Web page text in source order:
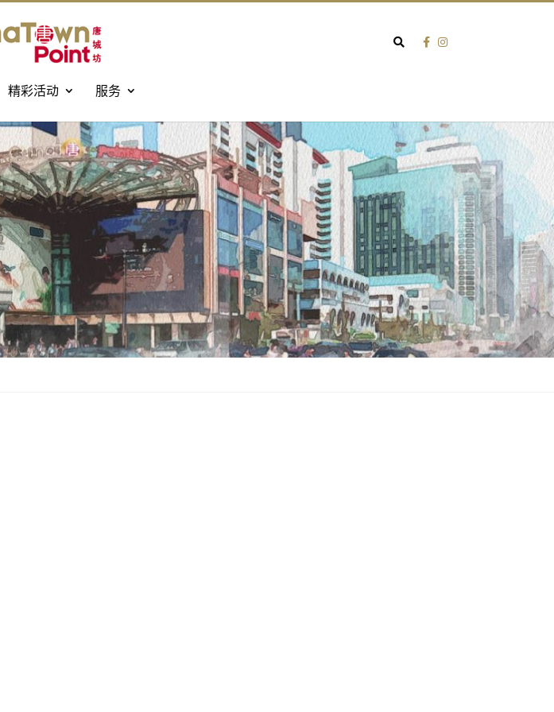
Search
精彩活动 服务